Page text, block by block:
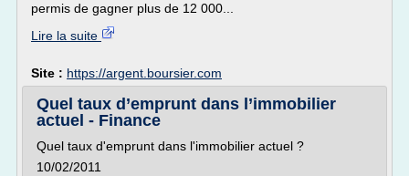
permis de gagner plus de 12 000...
Lire la suite
Site : https://argent.boursier.com
Quel taux d’emprunt dans l’immobilier
actuel - Finance
Quel taux d'emprunt dans l'immobilier actuel ?
10/02/2011